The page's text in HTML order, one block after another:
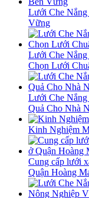
Lưới Che
Vững
Lưới Che
Chọn Lưới
Lưới Che
Quả Cho Nhà
Kinh Nghiệm
Cung cấp lưới
Quận Hoàng